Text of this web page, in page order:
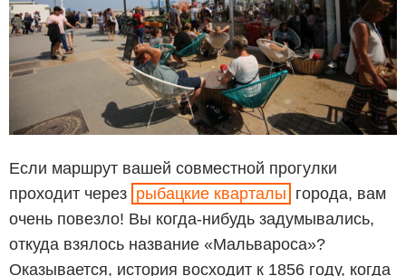
Если маршрут вашей совместной прогулки
проходит через рыбацкие кварталы города, вам
очень повезло! Вы когда-нибудь задумывались,
откуда взялось название «Мальвароса»?
Оказывается, история восходит к 1856 году, когда